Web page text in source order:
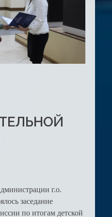
г.о.
заседание
по итогам детской